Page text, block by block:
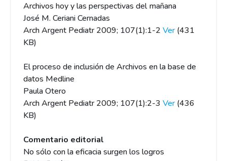
Archivos hoy y las perspectivas del mañana
José M. Ceriani Cernadas
Arch Argent Pediatr 2009; 107(1):1-2 Ver(431
KB)
El proceso de inclusión de Archivos en la base de
datos Medline
Paula Otero
Arch Argent Pediatr 2009; 107(1):2-3 Ver(436
KB)
Comentario editorial
No sólo con la eficacia surgen los logros